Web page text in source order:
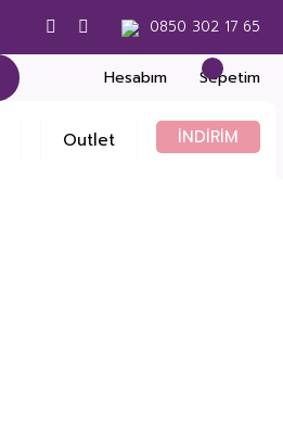
0850 302 17 65
Hesabım Sepetim
Outlet İNDİRİM